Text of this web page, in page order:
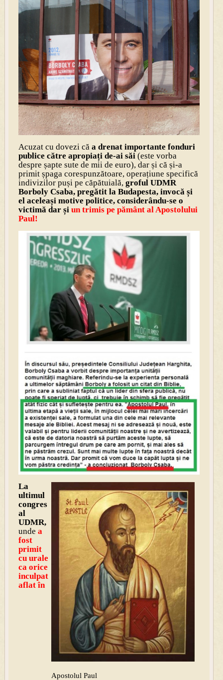
Acuzat cu dovezi că a drenat importante fonduri
publice către apropiați de-ai săi(este vorba
despre șapte sute de mii de euro), dar și că și-a
primit șpaga corespunzătoare, operațiune specifică
indivizilor puși pe căpătuială,groful UDMR
Borboly Csaba, pregătit la Budapesta, invocă și
el aceleași motive politice, considerându-se o
victimă dar și un trimis pe pământ al Apostolului
Paul!
Apostolul Paul
La
ultimul
congres
al
UDMR,
unde a
fost
primit
cu urale
ca orice
inculpat
aflat în